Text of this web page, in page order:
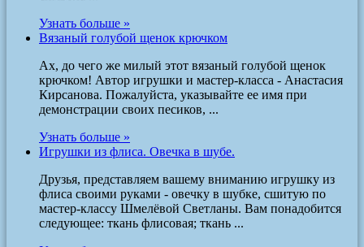
Узнать больше »
Вязаный голубой щенок крючком
Ах, до чего же милый этот вязаный голубой щенок
крючком! Автор игрушки и мастер-класса - Анастасия
Кирсанова. Пожалуйста, указывайте ее имя при
демонстрации своих песиков, ...
Узнать больше »
Игрушки из флиса. Овечка в шубе.
Друзья, представляем вашему вниманию игрушку из
флиса своими руками - овечку в шубке, сшитую по
мастер-классу Шмелёвой Светланы. Вам понадобится
следующее: ткань флисовая; ткань ...